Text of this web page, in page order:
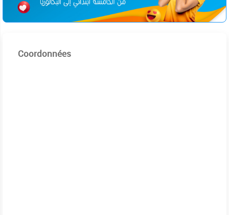
Coordonnées